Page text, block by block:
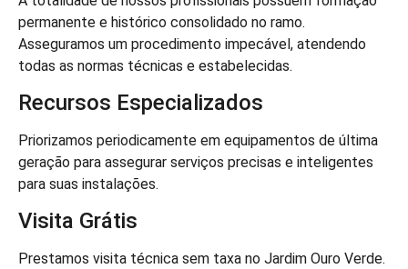
permanente e histórico consolidado no ramo.
Asseguramos um procedimento impecável, atendendo
todas as normas técnicas e estabelecidas.
Recursos Especializados
Priorizamos periodicamente em equipamentos de última
geração para assegurar serviços precisas e inteligentes
para suas instalações.
Visita Grátis
Prestamos visita técnica sem taxa no Jardim Ouro Verde.